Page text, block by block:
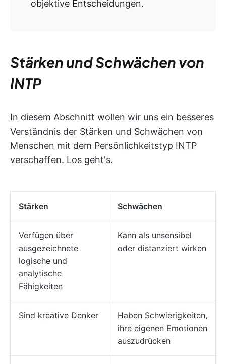
objektive Entscheidungen.
Stärken und Schwächen von
INTP
In diesem Abschnitt wollen wir uns ein besseres
Verständnis der Stärken und Schwächen von
Menschen mit dem Persönlichkeitstyp INTP
verschaffen. Los geht's.
Stärken Schwächen
Verfügen über
ausgezeichnete
logische und
analytische
Fähigkeiten
Kann als unsensibel
oder distanziert wirken
Sind kreative Denker
Haben Schwierigkeiten,
ihre eigenen Emotionen
auszudrücken